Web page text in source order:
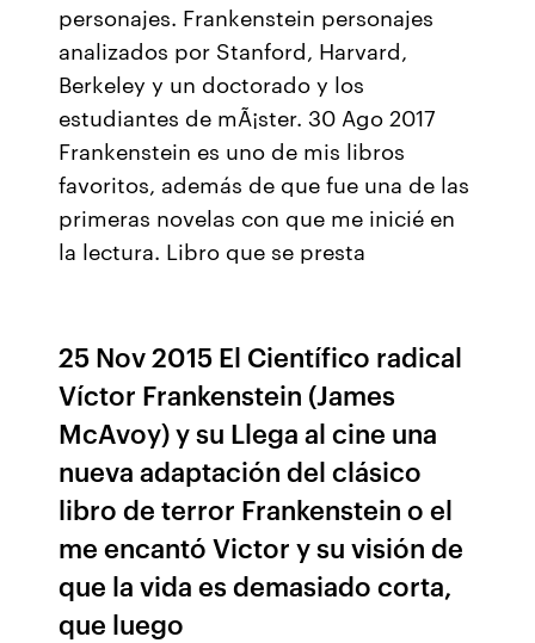
personajes. Frankenstein personajes
analizados por Stanford, Harvard,
Berkeley y un doctorado y los
estudiantes de mÃ¡ster. 30 Ago 2017
Frankenstein es uno de mis libros
favoritos, además de que fue una de las
primeras novelas con que me inicié en
la lectura. Libro que se presta
25 Nov 2015 El Científico radical
Víctor Frankenstein (James
McAvoy) y su Llega al cine una
nueva adaptación del clásico
libro de terror Frankenstein o el
me encantó Victor y su visión de
que la vida es demasiado corta,
que luego